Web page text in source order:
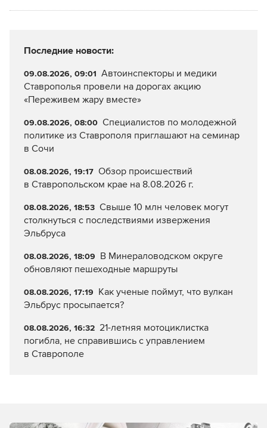
Последние новости:
09.08.2026, 09:01 Автоинспекторы и медики
Ставрополья провели на дорогах акцию
«Переживем жару вместе»
09.08.2026, 08:00 Специалистов по молодежной
политике из Ставрополя приглашают на семинар
в Сочи
08.08.2026, 19:17 Обзор происшествий
в Ставропольском крае на 8.08.2026 г.
08.08.2026, 18:53 Свыше 10 млн человек могут
столкнуться с последствиями извержения
Эльбруса
08.08.2026, 18:09 В Минераловодском округе
обновляют пешеходные маршруты
08.08.2026, 17:19 Как ученые поймут, что вулкан
Эльбрус просыпается?
08.08.2026, 16:32 21-летняя мотоциклистка
погибла, не справившись с управлением
в Ставрополе